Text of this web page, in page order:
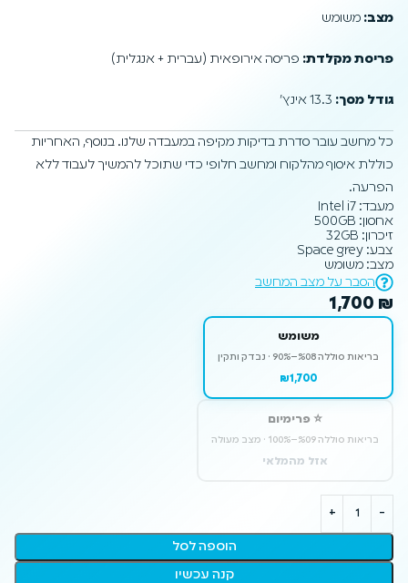
מצב: משומש
פריסת מקלדת: פריסה אירופאית (עברית + אנגלית)
גודל מסך:
כל מחשב עובר סדרת בדיקות מקיפה במעבדה שלנו. בנוסף, האחריות
כוללת איסוף מהלקוח ומחשב חלופי כדי שתוכל להמשיך לעבוד ללא
הפרעה.
מעבד: Intel i7
אחסון: 500GB
זיכרון: 32GB
צבע: Space grey
מצב: משומש
הסבר על מצב המחשב
1,700 ₪
משומש
בריאות סוללה ⁦80%–90%⁩ · נבדק ותקין
₪1,700
⭐ פרימיום
בריאות סוללה ⁦90%–100%⁩ · מצב מעולה
אזל מהמלאי
הוספה לסל
קנה עכשיו